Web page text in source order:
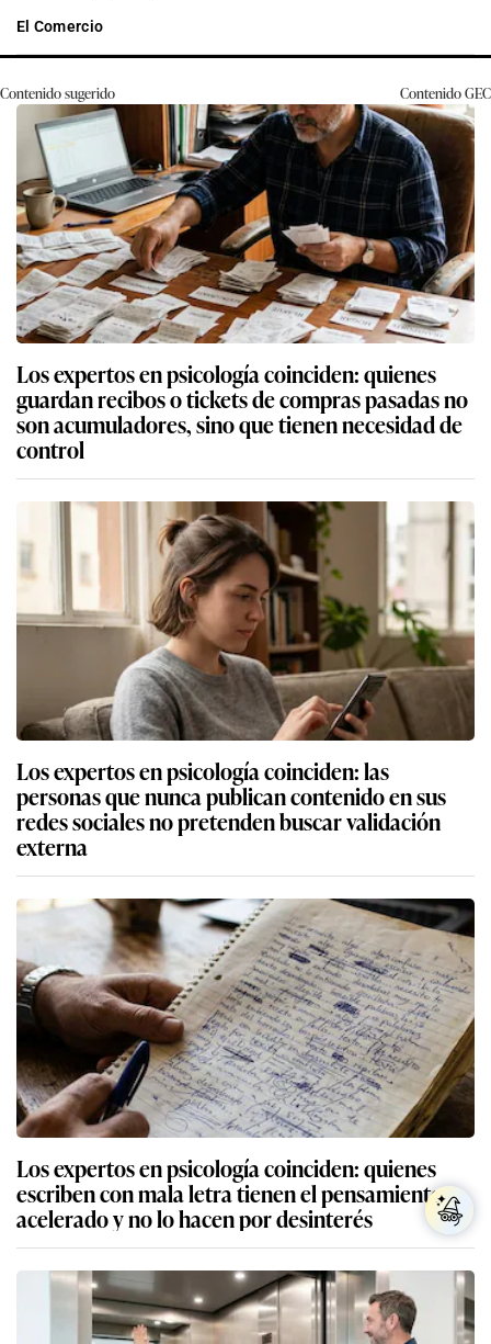
El Comercio
Contenido sugerido ContenidoGEC
Los expertos en psicología coinciden: quienes
guardan recibos o tickets de compras pasadas no
son acumuladores, sino que tienen necesidad de
control
Los expertos en psicología coinciden: las
personas que nunca publican contenido en sus
redes sociales no pretenden buscar validación
externa
Los expertos en psicología coinciden: quienes
escriben con mala letra tienen el pensamiento
acelerado y no lo hacen por desinterés